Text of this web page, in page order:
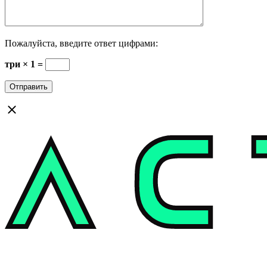
Пожалуйста, введите ответ цифрами:
три × 1 =